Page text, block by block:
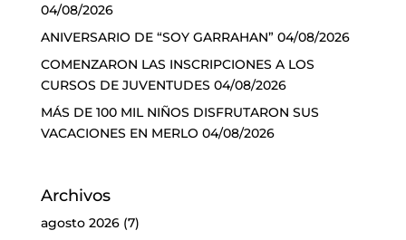
04/08/2026
ANIVERSARIO DE “SOY GARRAHAN” 04/08/2026
COMENZARON LAS INSCRIPCIONES A LOS
CURSOS DE JUVENTUDES 04/08/2026
MÁS DE 100 MIL NIÑOS DISFRUTARON SUS
VACACIONES EN MERLO 04/08/2026
Archivos
agosto 2026(7)